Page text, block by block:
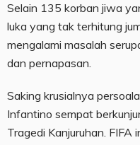
Selain 135 korban jiwa
luka yang tak terhitung
mengalami masalah
dan pernapasan.
Saking krusialnya
Infantino sempat
Tragedi Kanjuruhan.